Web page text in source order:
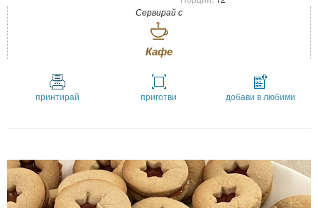
Сервирай с
Кафе
принтирай приготви добави в любими